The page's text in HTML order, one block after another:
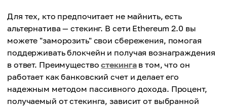
Для тех, кто предпочитает не майнить, есть
альтернатива — стекинг. В сети Ethereum 2.0 вы
можете "заморозить" свои сбережения, помогая
поддерживать блокчейн и получая вознаграждения
в ответ. Преимуществостекингав том, что он
работает как банковский счет и делает его
надежным методом пассивного дохода. Процент,
получаемый от стекинга, зависит от выбранной